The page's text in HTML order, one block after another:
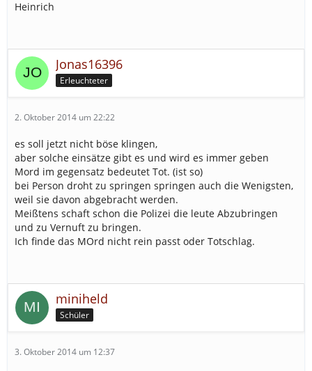
Heinrich
Jonas16396
Erleuchteter
2. Oktober 2014 um 22:22
es soll jetzt nicht böse klingen,
aber solche einsätze gibt es und wird es immer geben
Mord im gegensatz bedeutet Tot. (ist so)
bei Person droht zu springen springen auch die Wenigsten,
weil sie davon abgebracht werden.
Meißtens schaft schon die Polizei die leute Abzubringen
und zu Vernuft zu bringen.
Ich finde das MOrd nicht rein passt oder Totschlag.
miniheld
Schüler
3. Oktober 2014 um 12:37